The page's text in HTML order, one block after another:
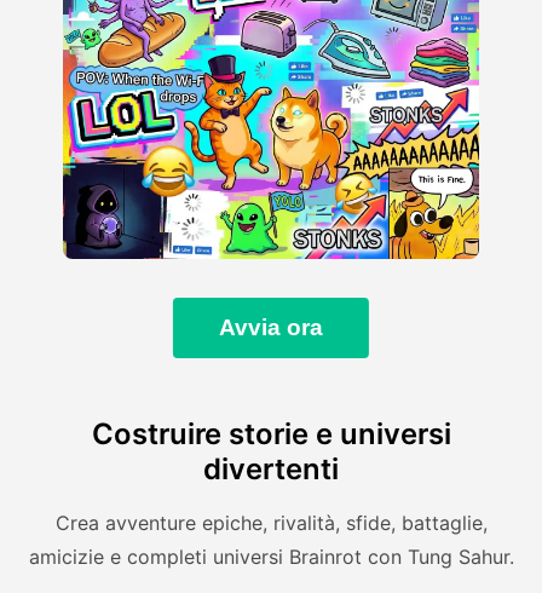
Avvia ora
Costruire storie e universi
divertenti
Crea avventure epiche, rivalità, sfide, battaglie,
amicizie e completi universi Brainrot con Tung Sahur.